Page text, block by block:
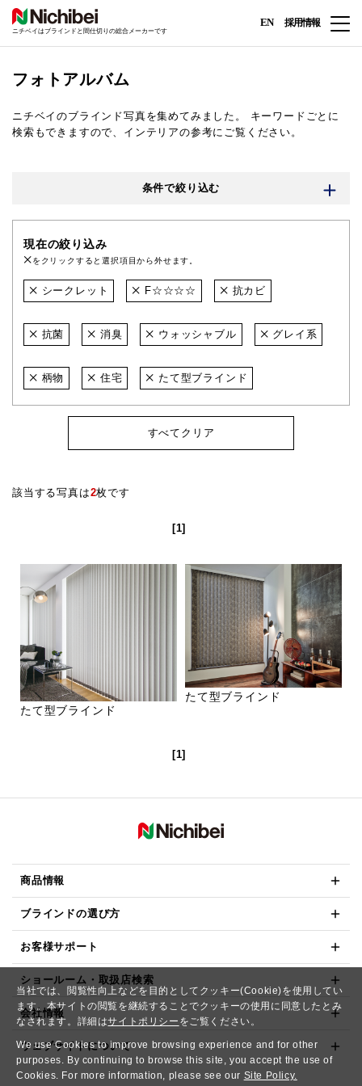
当社では、閲覧性向上などを目的としてクッキー(Cookie)を使用してい
ます。本サイトの閲覧を継続することでクッキーの使用に同意したとみ
なされます。詳細はサイトポリシー をご覧ください。
We use Cookies to improve browsing experience and for other
purposes. By continuing to browse this site, you accept the use of
Cookies. For more information, please see our Site Policy.
ニチベイはブラインドと間仕切りの総合メーカーです
EN 採用情報
フォトアルバム
ニチベイのブラインド写真を集めてみました。
キーワードごとに
検索もできますので、インテリアの参考にご覧ください。
条件で絞り込む
現在の絞り込み
をクリックすると選択項目から外せます。
シークレット F☆☆☆☆ 抗カビ
抗菌 消臭 ウォッシャブル グレイ系
柄物 住宅 たて型ブラインド
すべてクリア
該当する写真は2枚です
[1]
たて型ブラインド
たて型ブラインド
[1]
商品情報
ブラインドの選び方
お客様サポート
ショールーム・取扱店検索
会社情報
ウェブサイトについて